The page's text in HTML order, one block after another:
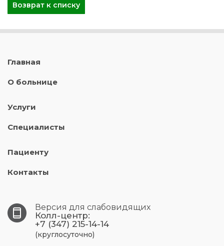
Возврат к списку
Главная
О больнице
Услуги
Специалисты
Пациенту
Контакты
Версия для слабовидящих
Колл-центр:
+7 (347) 215-14-14
(круглосуточно)